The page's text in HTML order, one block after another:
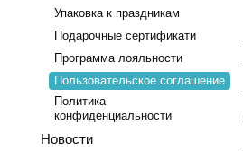
Упаковка к праздникам
Подарочные сертификати
Программа лояльности
Пользовательское соглашение
Политика
конфиденциальности
Новости